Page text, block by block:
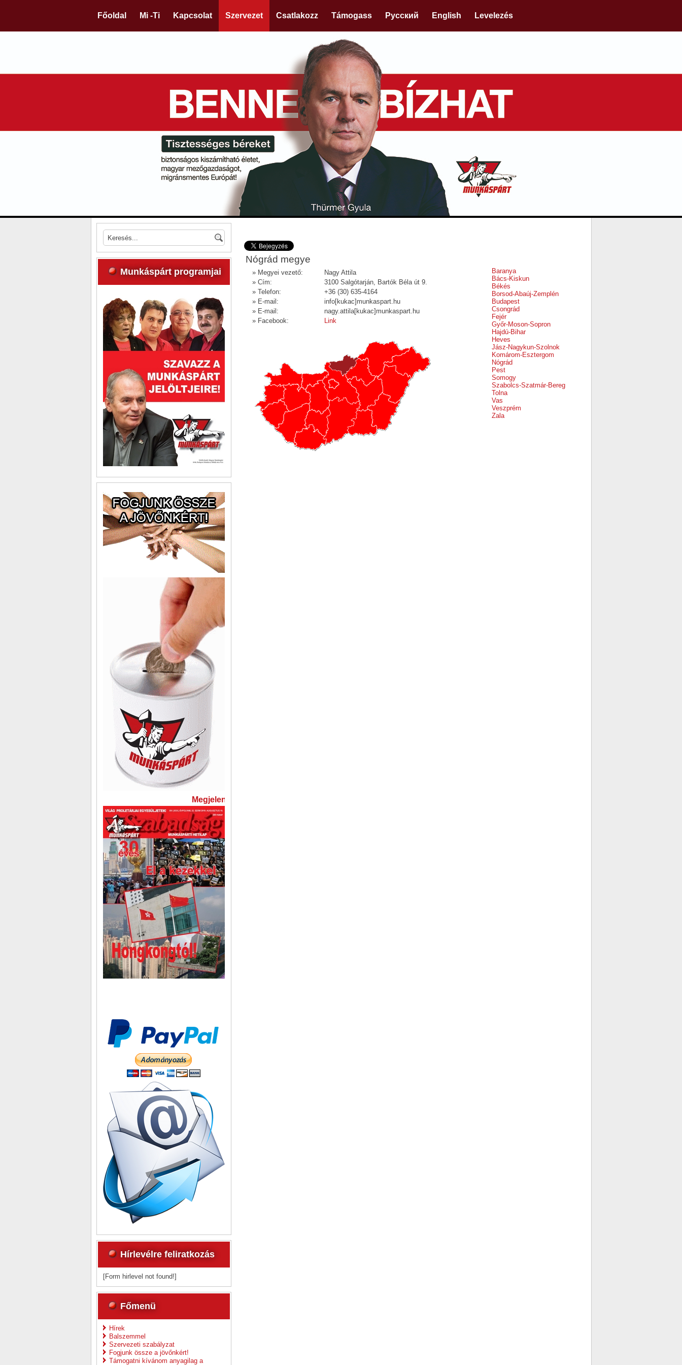
Főoldal Mi -Ti Kapcsolat Szervezet Csatlakozz Támogass Русский English Levelezés
Munkáspárt programjai
Megjelent A Szabadság legújabb száma:
Hírlevélre feliratkozás
[Form hirlevel not found!]
Főmenü
Hírek
Balszemmel
Szervezeti szabályzat
Fogjunk össze a jövőnkért!
Támogatni kívánom anyagilag a
Nógrád megye
» Megyei vezető:
Nagy Attila
» Cím:
3100 Salgótarján, Bartók Béla út 9.
» Telefon:
+36 (30) 635-4164
» E-mail:
info[kukac]munkaspart.hu
» E-mail:
nagy.attila[kukac]munkaspart.hu
» Facebook:
Link
Baranya
Bács-Kiskun
Békés
Borsod-Abaúj-Zemplén
Budapest
Csongrád
Fejér
Győr-Moson-Sopron
Hajdú-Bihar
Heves
Jász-Nagykun-Szolnok
Komárom-Esztergom
Nógrád
Pest
Somogy
Szabolcs-Szatmár-Bereg
Tolna
Vas
Veszprém
Zala